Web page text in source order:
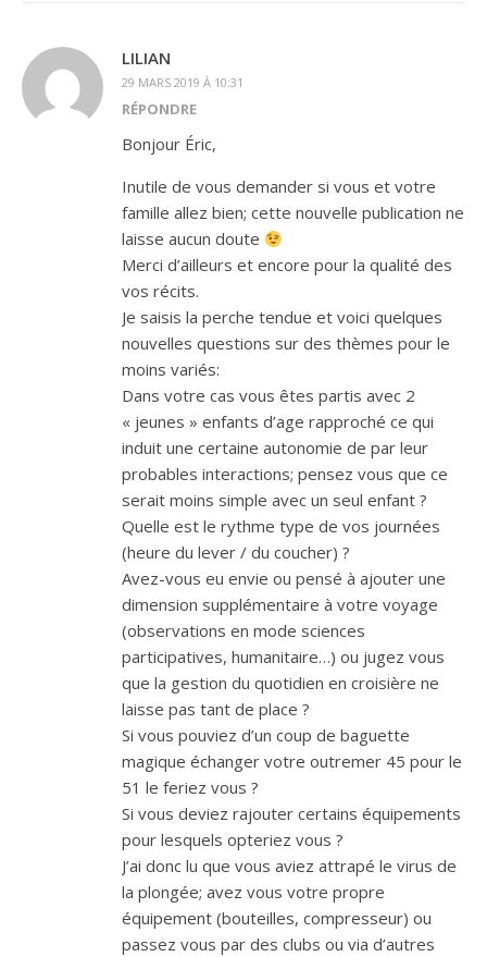
LILIAN
29 MARS 2019 À 10:31
RÉPONDRE
Bonjour Éric,
Inutile de vous demander si vous et votre
famille allez bien; cette nouvelle publication ne
laisse aucun doute
Merci d’ailleurs et encore pour la qualité des
vos récits.
Je saisis la perche tendue et voici quelques
nouvelles questions sur des thèmes pour le
moins variés:
Dans votre cas vous êtes partis avec 2
« jeunes » enfants d’age rapproché ce qui
induit une certaine autonomie de par leur
probables interactions; pensez vous que ce
serait moins simple avec un seul enfant ?
Quelle est le rythme type de vos journées
(heure du lever / du coucher) ?
Avez-vous eu envie ou pensé à ajouter une
dimension supplémentaire à votre voyage
(observations en mode sciences
participatives, humanitaire…) ou jugez vous
que la gestion du quotidien en croisière ne
laisse pas tant de place ?
Si vous pouviez d’un coup de baguette
magique échanger votre outremer 45 pour le
51 le feriez vous ?
Si vous deviez rajouter certains équipements
pour lesquels opteriez vous ?
J’ai donc lu que vous aviez attrapé le virus de
la plongée; avez vous votre propre
équipement (bouteilles, compresseur) ou
passez vous par des clubs ou via d’autres